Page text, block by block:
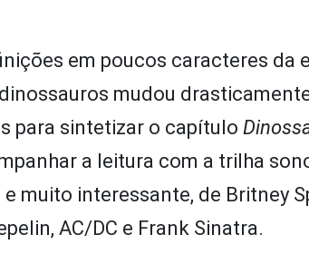
em poucos caracteres da
mudou
para sintetizar o capítulo
a leitura com a trilha
muito interessante, de Britney
AC/DC e Frank Sinatra.